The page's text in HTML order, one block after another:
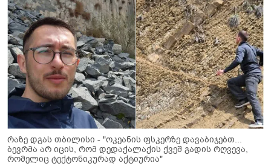
რაზე დგას თბილისი - "ოკეანის ფსკერზე დავაბიჯებთ...
ბევრმა არ იცის, რომ დედაქალაქის ქვეშ გადის რღვევა,
რომელიც ტექტონიკურად აქტიურია"